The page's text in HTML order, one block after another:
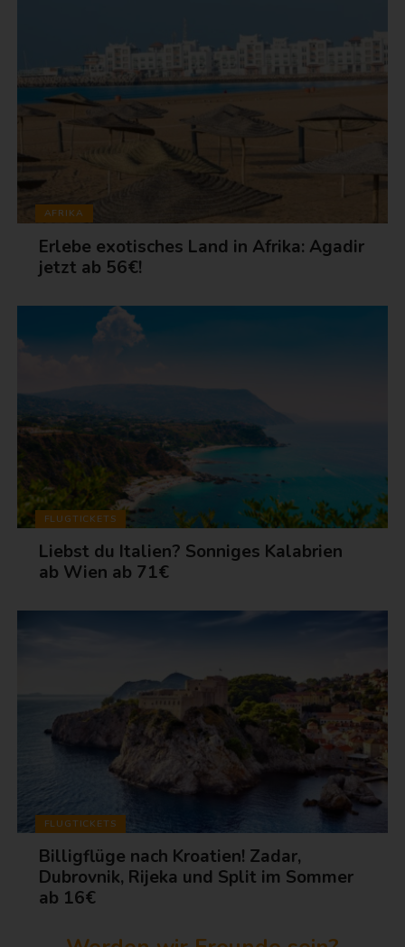
AFRIKA
Erlebe exotisches Land in Afrika: Agadir
jetzt ab 56€!
FLUGTICKETS
Liebst du Italien? Sonniges Kalabrien
ab Wien ab 71€
FLUGTICKETS
Billigflüge nach Kroatien! Zadar,
Dubrovnik, Rijeka und Split im Sommer
ab 16€